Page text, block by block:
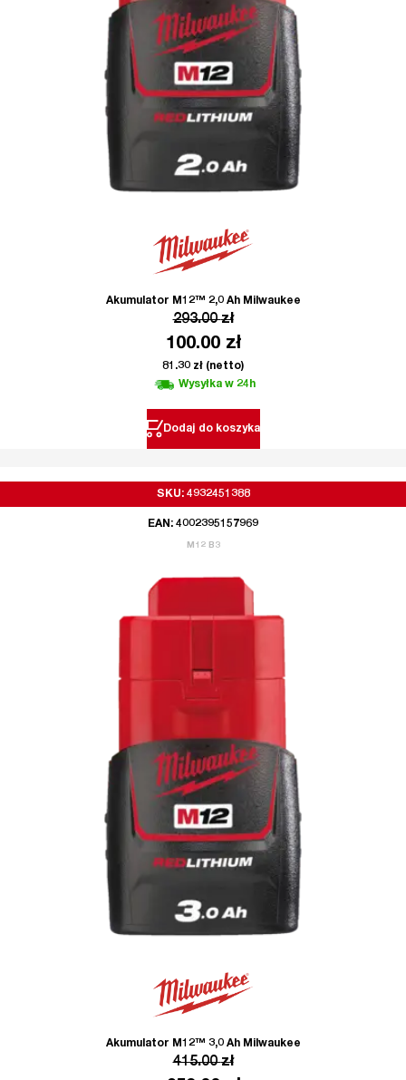
Akumulator M12™ 2,0 Ah Milwaukee
293.00zł
100.00 zł
81.30 zł (netto)
Wysyłka w 24h
Dodaj do koszyka
SKU: 4932451388
EAN: 4002395157969
M12 B3
Akumulator M12™ 3,0 Ah Milwaukee
415.00zł